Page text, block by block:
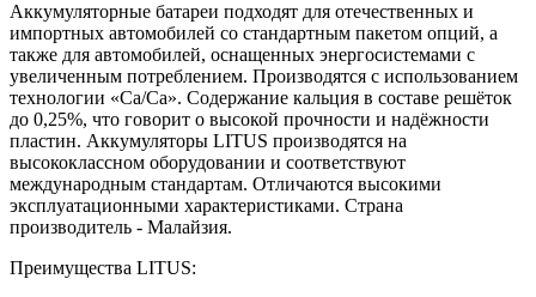
Аккумуляторные батареи подходят для отечественных и
импортных автомобилей со стандартным пакетом опций, а
также для автомобилей, оснащенных энергосистемами с
увеличенным потреблением. Производятся с использованием
технологии «Ca/Ca». Содержание кальция в составе решёток
до 0,25%, что говорит о высокой прочности и надёжности
пластин. Аккумуляторы LITUS производятся на
высококлассном оборудовании и соответствуют
международным стандартам. Отличаются высокими
эксплуатационными характеристиками. Страна
производитель - Малайзия.
Преимущества LITUS: